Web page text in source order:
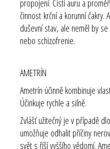
propojení. Čistí auru a
činnost krční a korunní čakry.
duševní stav, ale neměl by
nebo schizofrenie.
AMETRÍN
Ametrín účinně kombinuje
Účinkuje rychle a silně.
Zvlášť užitečný je v případě
umožňuje odhalit příčiny
svět s říší vyššího vědomí.